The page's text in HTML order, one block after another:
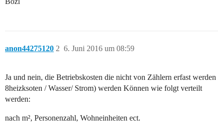
anon44275120 6. Juni 2016 um 08:59
2
Ja und nein, die Betriebskosten die nicht von Zählern erfast werden
8heizksoten / Wasser/ Strom) werden Können wie folgt verteilt
werden:
nach m², Personenzahl, Wohneinheiten ect.